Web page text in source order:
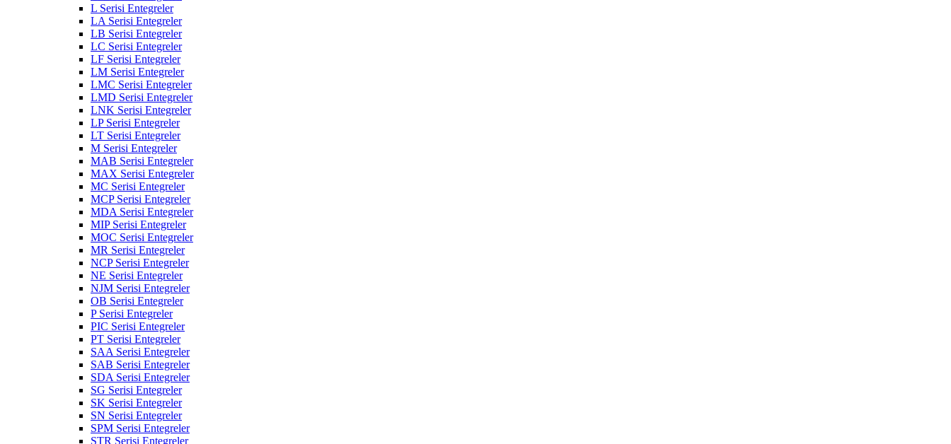
L Serisi Entegreler
LA Serisi Entegreler
LB Serisi Entegreler
LC Serisi Entegreler
LF Serisi Entegreler
LM Serisi Entegreler
LMC Serisi Entegreler
LMD Serisi Entegreler
LNK Serisi Entegreler
LP Serisi Entegreler
LT Serisi Entegreler
M Serisi Entegreler
MAB Serisi Entegreler
MAX Serisi Entegreler
MC Serisi Entegreler
MCP Serisi Entegreler
MDA Serisi Entegreler
MIP Serisi Entegreler
MOC Serisi Entegreler
MR Serisi Entegreler
NCP Serisi Entegreler
NE Serisi Entegreler
NJM Serisi Entegreler
OB Serisi Entegreler
P Serisi Entegreler
PIC Serisi Entegreler
PT Serisi Entegreler
SAA Serisi Entegreler
SAB Serisi Entegreler
SDA Serisi Entegreler
SG Serisi Entegreler
SK Serisi Entegreler
SN Serisi Entegreler
SPM Serisi Entegreler
STR Serisi Entegreler